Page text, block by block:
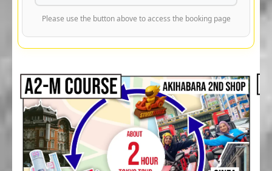
Please use the button above to access the booking page